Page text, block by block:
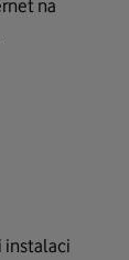
na
instalaci